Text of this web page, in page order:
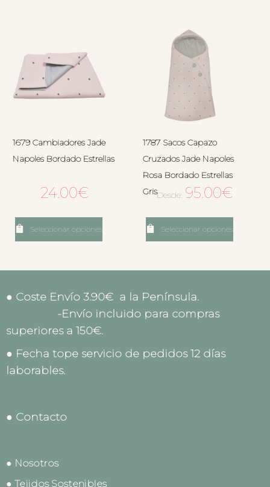
1679 Cambiadores Jade
Napoles Bordado Estrellas
24.00€
Seleccionar opciones
1787 Sacos Capazo
Cruzados Jade Napoles
Rosa Bordado Estrellas
GrisDesde: 95.00€
Seleccionar opciones
● Coste Envío 3.90€ a la Península.
-Envío incluido para compras
superiores a 150€.
● Fecha tope servicio de pedidos 12 días
laborables.
● Contacto
● Nosotros
● Tejidos Sostenibles